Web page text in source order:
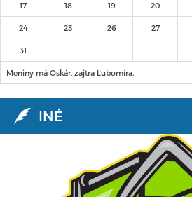
17 18 19 20
24 25 26 27
31
Meniny má Oskár, zajtra Ľubomíra.
INÉ